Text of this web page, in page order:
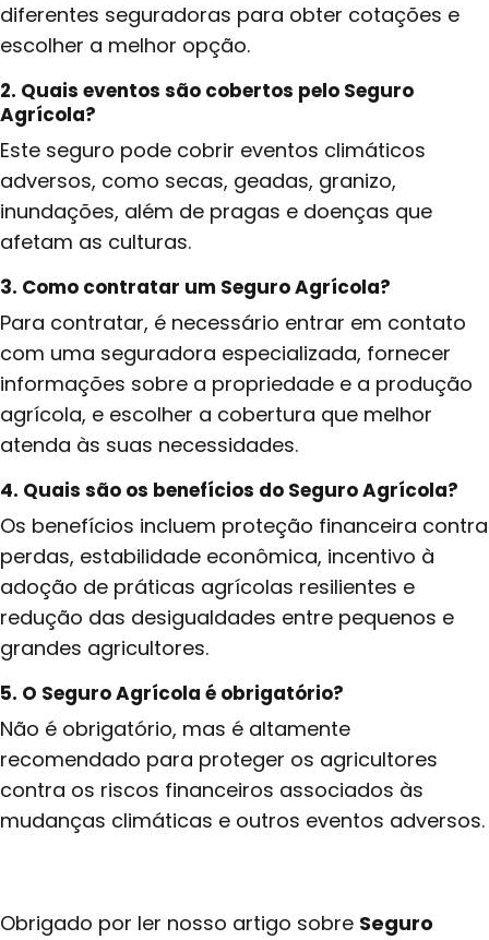
diferentes seguradoras para obter cotações e
escolher a melhor opção.
2. Quais eventos são cobertos pelo Seguro
Agrícola?
Este seguro pode cobrir eventos climáticos
adversos, como secas, geadas, granizo,
inundações, além de pragas e doenças que
afetam as culturas.
3. Como contratar um Seguro Agrícola?
Para contratar, é necessário entrar em contato
com uma seguradora especializada, fornecer
informações sobre a propriedade e a produção
agrícola, e escolher a cobertura que melhor
atenda às suas necessidades.
4. Quais são os benefícios do Seguro Agrícola?
Os benefícios incluem proteção financeira contra
perdas, estabilidade econômica, incentivo à
adoção de práticas agrícolas resilientes e
redução das desigualdades entre pequenos e
grandes agricultores.
5. O Seguro Agrícola é obrigatório?
Não é obrigatório, mas é altamente
recomendado para proteger os agricultores
contra os riscos financeiros associados às
mudanças climáticas e outros eventos adversos.
Obrigado por ler nosso artigo sobre Seguro